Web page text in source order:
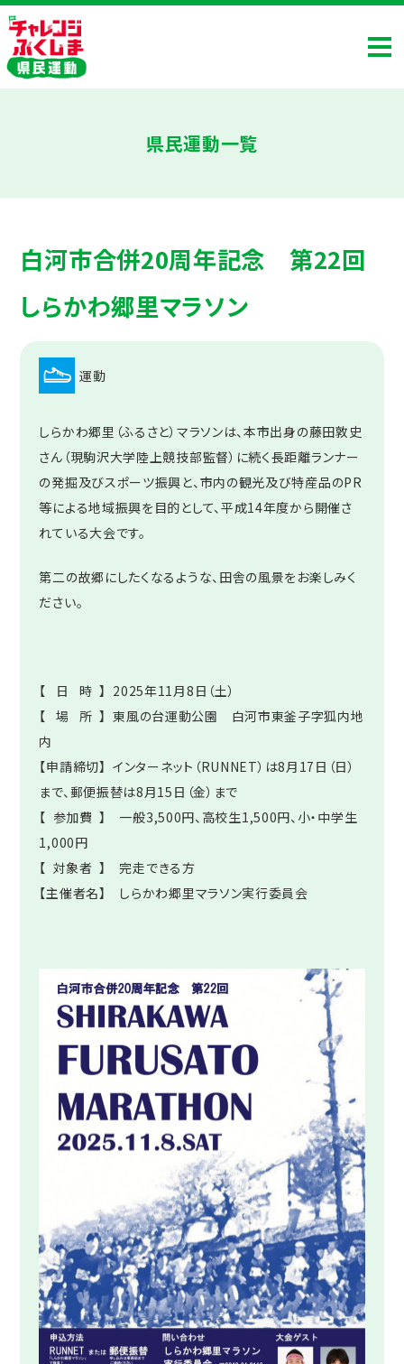
県民運動一覧
白河市合併20周年記念 第22回
しらかわ郷里マラソン
運動
しらかわ郷里（ふるさと）マラソンは、本市出身の藤田敦史
さん（現駒沢大学陸上競技部監督）に続く長距離ランナー
の発掘及びスポーツ振興と、市内の観光及び特産品のPR
等による地域振興を目的として、平成14年度から開催さ
れている大会です。
第二の故郷にしたくなるような、田舎の風景をお楽しみく
ださい。
【 日 時 】 2025年11月8日（土）
【 場 所 】 東風の台運動公園 白河市東釜子字狐内地
内
【申請締切】 インターネット（RUNNET）は8月17日（日）
まで、郵便振替は8月15日（金）まで
【 参加費 】 一般3,500円、高校生1,500円、小・中学生
1,000円
【 対象者 】 完走できる方
【主催者名】 しらかわ郷里マラソン実行委員会